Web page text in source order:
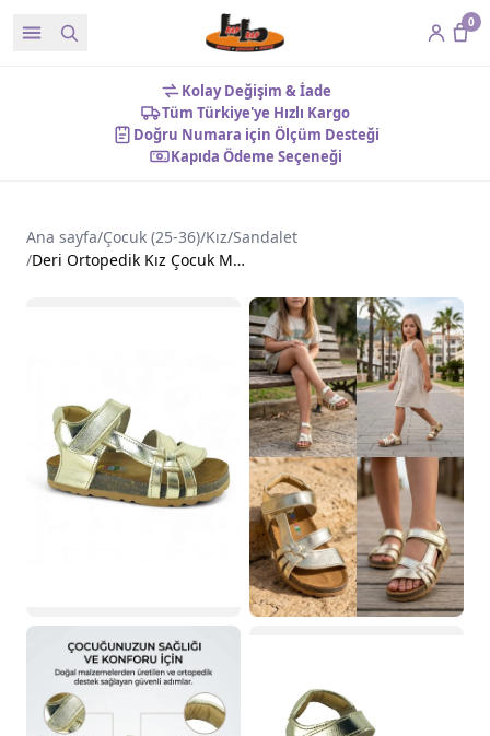
0
Kolay Değişim & İade
Tüm Türkiye'ye Hızlı Kargo
Doğru Numara için Ölçüm Desteği
Kapıda Ödeme Seçeneği
Ana sayfa/Çocuk (25-36)/Kız/Sandalet
/
Deri Ortopedik Kız Çocuk Mantar Taban Sandalet Gold